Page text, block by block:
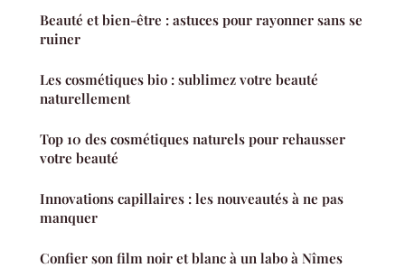
Beauté et bien-être : astuces pour rayonner sans se
ruiner
Les cosmétiques bio : sublimez votre beauté
naturellement
Top 10 des cosmétiques naturels pour rehausser
votre beauté
Innovations capillaires : les nouveautés à ne pas
manquer
Confier son film noir et blanc à un labo à Nîmes